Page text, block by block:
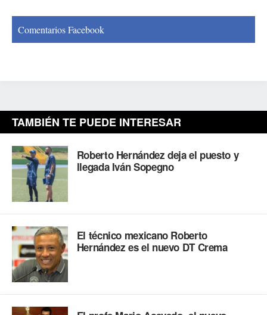
Comentarios Facebook
TAMBIÉN TE PUEDE INTERESAR
Roberto Hernández deja el puesto y
llegada Iván Sopegno
El técnico mexicano Roberto
Hernández es el nuevo DT Crema